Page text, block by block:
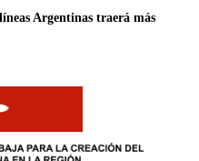
Argentinas traerá más